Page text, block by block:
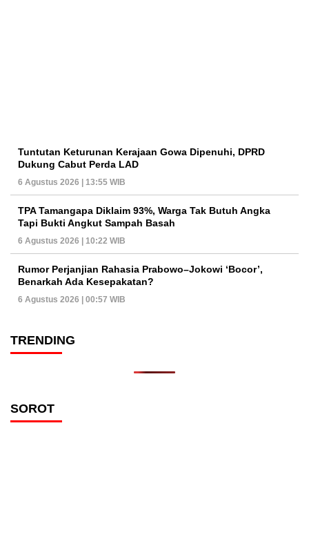
Tuntutan Keturunan Kerajaan Gowa Dipenuhi, DPRD
Dukung Cabut Perda LAD
6 Agustus 2026 | 13:55 WIB
TPA Tamangapa Diklaim 93%, Warga Tak Butuh Angka
Tapi Bukti Angkut Sampah Basah
6 Agustus 2026 | 10:22 WIB
Rumor Perjanjian Rahasia Prabowo–Jokowi ‘Bocor’,
Benarkah Ada Kesepakatan?
6 Agustus 2026 | 00:57 WIB
TRENDING
SOROT